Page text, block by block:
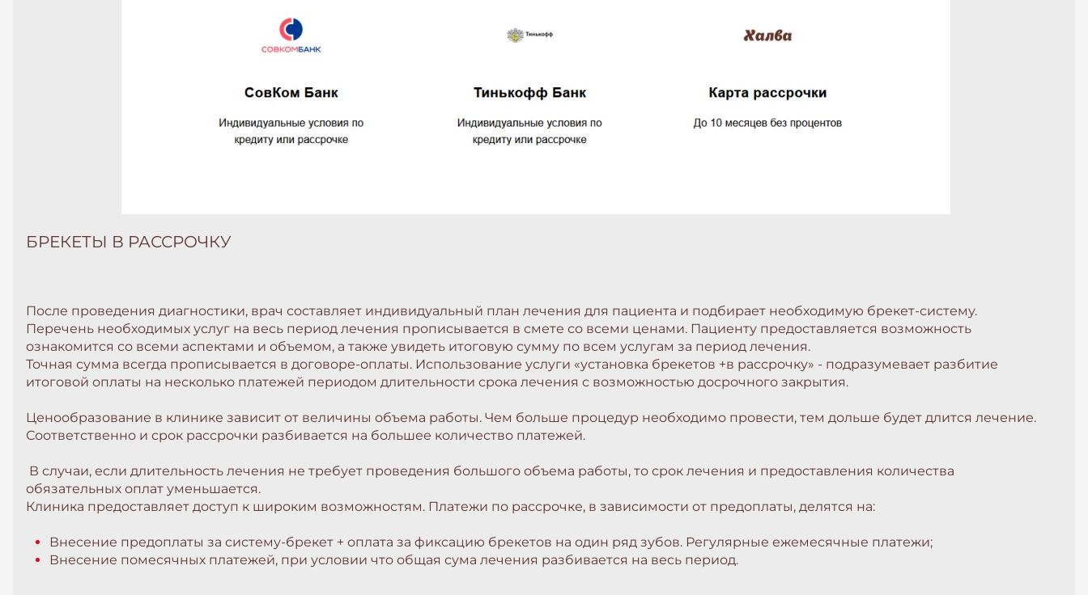
БРЕКЕТЫ В РАССРОЧКУ
После проведения диагностики, врач составляет индивидуальный план лечения для пациента и подбирает необходимую брекет-систему.
Перечень необходимых услуг на весь период лечения прописывается в смете со всеми ценами. Пациенту предоставляется возможность
ознакомится со всеми аспектами и объемом, а также увидеть итоговую сумму по всем услугам за период лечения.
Точная сумма всегда прописывается в договоре-оплаты. Использование услуги «установка брекетов +в рассрочку» - подразумевает разбитие
итоговой оплаты на несколько платежей периодом длительности срока лечения с возможностью досрочного закрытия.
Ценообразование в клинике зависит от величины объема работы. Чем больше процедур необходимо провести, тем дольше будет длится лечение.
Соответственно и срок рассрочки разбивается на большее количество платежей.
В случаи, если длительность лечения не требует проведения большого объема работы, то срок лечения и предоставления количества
обязательных оплат уменьшается.
Клиника предоставляет доступ к широким возможностям. Платежи по рассрочке, в зависимости от предоплаты, делятся на:
Внесение предоплаты за систему-брекет + оплата за фиксацию брекетов на один ряд зубов. Регулярные ежемесячные платежи;
Внесение помесячных платежей, при условии что общая сума лечения разбивается на весь период.